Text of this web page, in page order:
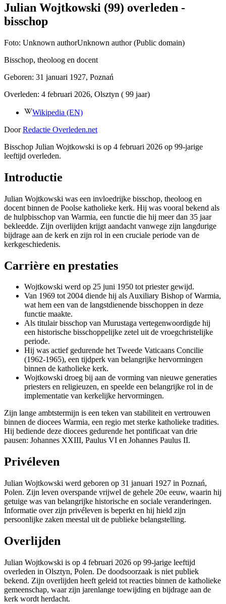
Julian Wojtkowski (99) overleden -
bisschop
Foto: Unknown authorUnknown author (Public domain)
Bisschop, theoloog en docent
Geboren: 31 januari 1927, Poznań
Overleden: 4 februari 2026, Olsztyn ( 99 jaar)
Wikipedia (EN)
Door Redactie Overleden.net
Bisschop Julian Wojtkowski is op 4 februari 2026 op 99-jarige
leeftijd overleden.
Introductie
Julian Wojtkowski was een invloedrijke bisschop, theoloog en
docent binnen de Poolse katholieke kerk. Hij was vooral bekend als
de hulpbisschop van Warmia, een functie die hij meer dan 35 jaar
bekleedde. Zijn overlijden krijgt aandacht vanwege zijn langdurige
bijdrage aan de kerk en zijn rol in een cruciale periode van de
kerkgeschiedenis.
Carrière en prestaties
Wojtkowski werd op 25 juni 1950 tot priester gewijd.
Van 1969 tot 2004 diende hij als Auxiliary Bishop of Warmia,
wat hem een van de langstdienende bisschoppen in deze
functie maakte.
Als titulair bisschop van Murustaga vertegenwoordigde hij
een historische bisschoppelijke zetel uit de vroegchristelijke
periode.
Hij was actief gedurende het Tweede Vaticaans Concilie
(1962-1965), een tijdperk van belangrijke hervormingen
binnen de katholieke kerk.
Wojtkowski droeg bij aan de vorming van nieuwe generaties
priesters en religieuzen, en speelde een belangrijke rol in de
implementatie van kerkelijke hervormingen.
Zijn lange ambtstermijn is een teken van stabiliteit en vertrouwen
binnen de diocees Warmia, een regio met sterke katholieke tradities.
Hij bediende deze diocees gedurende het pontificaat van drie
pausen: Johannes XXIII, Paulus VI en Johannes Paulus II.
Privéleven
Julian Wojtkowski werd geboren op 31 januari 1927 in Poznań,
Polen. Zijn leven overspande vrijwel de gehele 20e eeuw, waarin hij
getuige was van belangrijke historische en sociale veranderingen.
Informatie over zijn privéleven is beperkt en hij hield zijn
persoonlijke zaken meestal uit de publieke belangstelling.
Overlijden
Julian Wojtkowski is op 4 februari 2026 op 99-jarige leeftijd
overleden in Olsztyn, Polen. De doodsoorzaak is niet publiek
bekend. Zijn overlijden heeft geleid tot reacties binnen de katholieke
gemeenschap, waar zijn jarenlange toewijding en bijdrage aan de
kerk wordt herdacht.